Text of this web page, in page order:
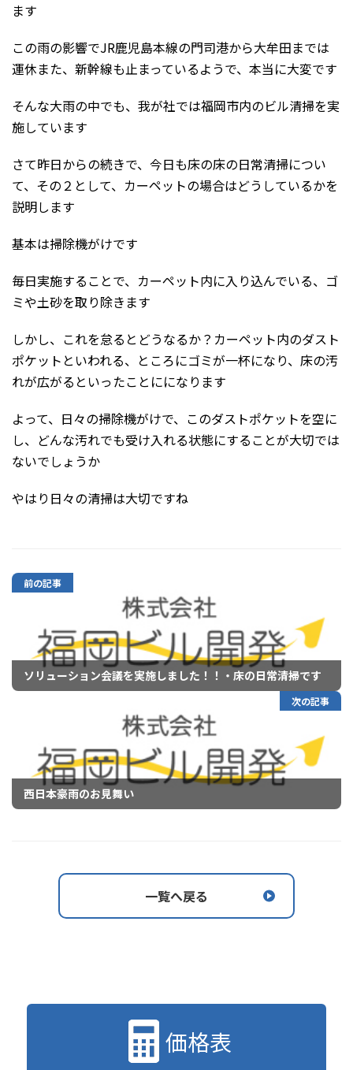
ます
この雨の影響でJR鹿児島本線の門司港から大牟田までは
運休また、新幹線も止まっているようで、本当に大変です
そんな大雨の中でも、我が社では福岡市内のビル清掃を実
施しています
さて昨日からの続きで、今日も床の床の日常清掃につい
て、その２として、カーペットの場合はどうしているかを
説明します
基本は掃除機がけです
毎日実施することで、カーペット内に入り込んでいる、ゴ
ミや土砂を取り除きます
しかし、これを怠るとどうなるか？カーペット内のダスト
ポケットといわれる、ところにゴミが一杯になり、床の汚
れが広がるといったことにになります
よって、日々の掃除機がけで、このダストポケットを空に
し、どんな汚れでも受け入れる状態にすることが大切では
ないでしょうか
やはり日々の清掃は大切ですね
前の記事
ソリューション会議を実施しました！！・床の日常清掃です
次の記事
西日本豪雨のお見舞い
一覧へ戻る
価格表